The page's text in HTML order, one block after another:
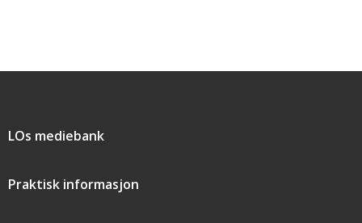
Snarveier
LOs mediebank
Praktisk informasjon